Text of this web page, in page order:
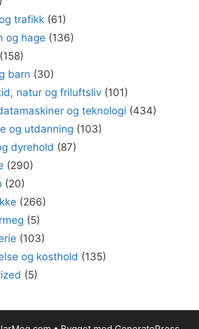
trafikk (61)
og hage (136)
(158)
barn (30)
natur og friluftsliv (101)
og teknologi (434)
og utdanning (103)
dyrehold (87)
(290)
(20)
(266)
(5)
(103)
og kosthold (135)
(5)